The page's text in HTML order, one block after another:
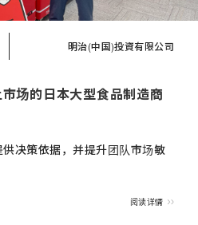
明治(中国)投資有限公司
场的日本大型食品制造商
决策依据，并提升团队市场敏
阅读详情